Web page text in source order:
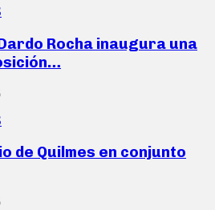
Rocha inaugura una
de Quilmes en conjunto